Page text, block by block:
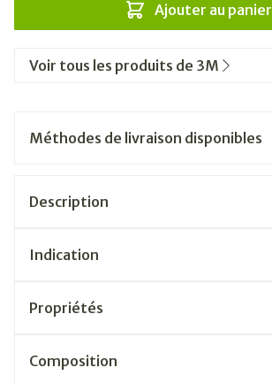
Ajouter au panier
Voir tous les produits de 3M
Méthodes de livraison disponibles
Description
Indication
Propriétés
Composition